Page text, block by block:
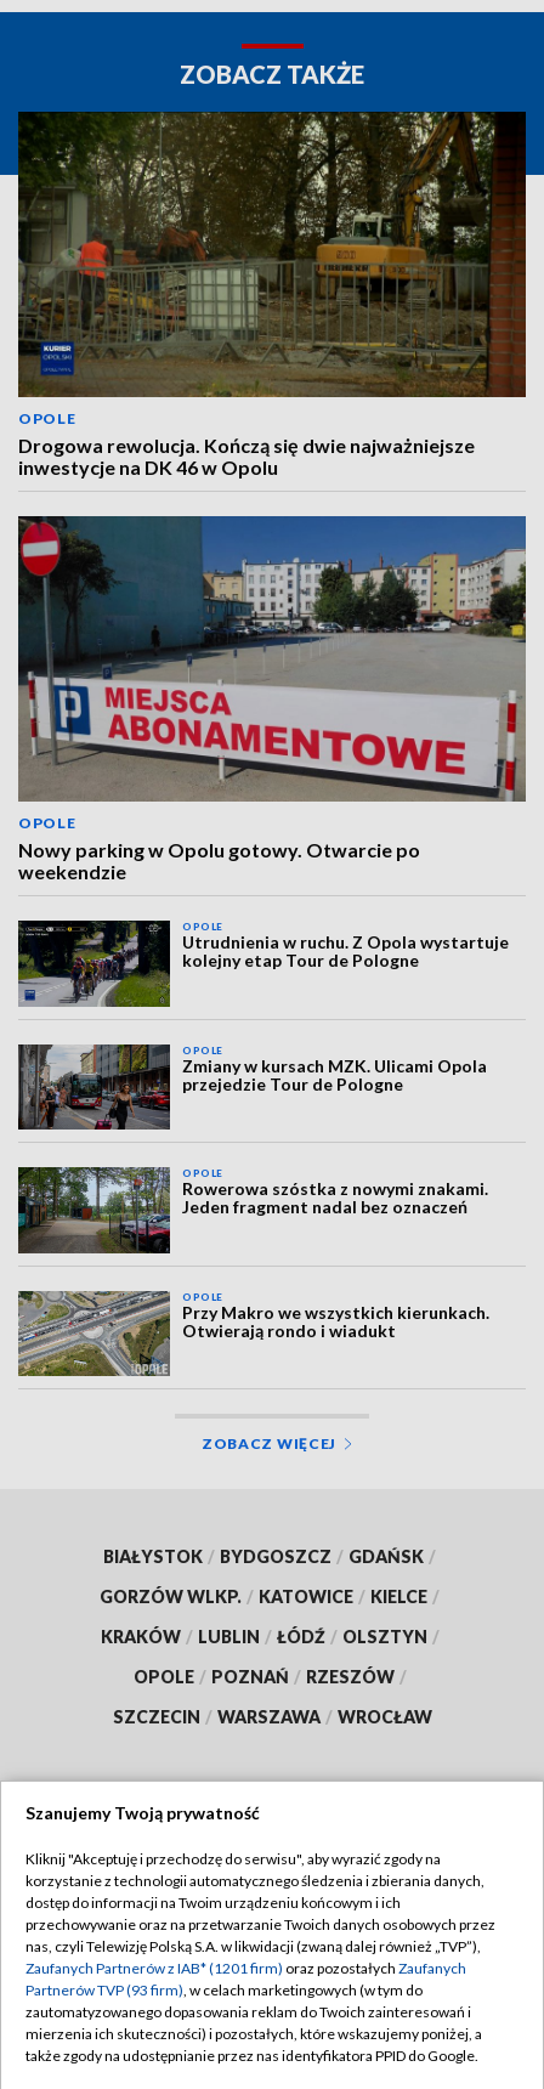
ZOBACZ TAKŻE
OPOLE
Drogowa rewolucja. Kończą się dwie najważniejsze
inwestycje na DK 46 w Opolu
OPOLE
Nowy parking w Opolu gotowy. Otwarcie po
weekendzie
OPOLE
Utrudnienia w ruchu. Z Opola wystartuje
kolejny etap Tour de Pologne
OPOLE
Zmiany w kursach MZK. Ulicami Opola
przejedzie Tour de Pologne
OPOLE
Rowerowa szóstka z nowymi znakami.
Jeden fragment nadal bez oznaczeń
OPOLE
Przy Makro we wszystkich kierunkach.
Otwierają rondo i wiadukt
ZOBACZ WIĘCEJ
BIAŁYSTOK / BYDGOSZCZ / GDAŃSK /
GORZÓW WLKP. / KATOWICE / KIELCE /
KRAKÓW / LUBLIN / ŁÓDŹ / OLSZTYN /
OPOLE / POZNAŃ / RZESZÓW /
SZCZECIN / WARSZAWA / WROCŁAW
TVP
Abonament TVP
Emisja w TVP
Centrum informacji TVP
Naziemna Telewizja Cyfrowa
Regulamin TVP
Polityka prywatności
Moje zgody
Pomoc
Szanujemy Twoją prywatność
Kliknij "Akceptuję i przechodzę do serwisu", aby wyrazić zgody na
korzystanie z technologii automatycznego śledzenia i zbierania danych,
dostęp do informacji na Twoim urządzeniu końcowym i ich
przechowywanie oraz na przetwarzanie Twoich danych osobowych przez
nas, czyli Telewizję Polską S.A. w likwidacji (zwaną dalej również „TVP”),
Zaufanych Partnerów z IAB* (1201 firm) oraz pozostałych Zaufanych
Partnerów TVP (93 firm), w celach marketingowych (w tym do
zautomatyzowanego dopasowania reklam do Twoich zainteresowań i
mierzenia ich skuteczności) i pozostałych, które wskazujemy poniżej, a
także zgody na udostępnianie przez nas identyfikatora PPID do Google.